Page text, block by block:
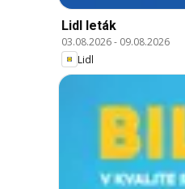
Lidl leták
03.08.2026- 09.08.2026
Lidl